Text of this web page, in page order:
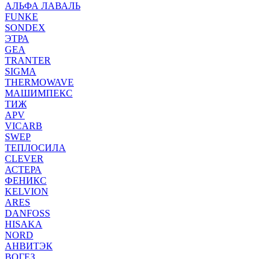
АЛЬФА ЛАВАЛЬ
FUNKE
SONDEX
ЭТРА
GEA
TRANTER
SIGMA
THERMOWAVE
МАШИМПЕКС
ТИЖ
APV
VICARB
SWEP
ТЕПЛОСИЛА
CLEVER
АСТЕРА
ФЕНИКС
KELVION
ARES
DANFOSS
HISAKA
NORD
АНВИТЭК
ВОГЕЗ